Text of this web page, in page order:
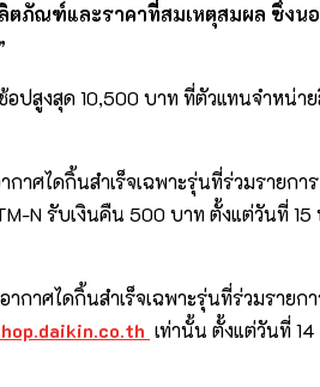
ภัณฑ์และราคาที่สมเหตุสมผล ซึ่งน
ปสูงสุด 10,500 บาท ที่ตัวแทนจำหน่า
กาศไดกิ้นสำเร็จเฉพาะรุ่นที่ร่วมรายกา
N รับเงินคืน 500 บาท ตั้งแต่วันที่
าศไดกิ้นสำเร็จเฉพาะรุ่นที่ร่วมรายก
.daikin.co.th เท่านั้น ตั้งแต่วันที่